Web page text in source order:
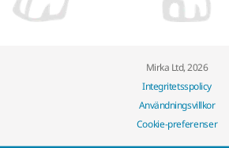
Mirka Ltd, 2026
Integritetsspolicy
Användningsvillkor
Cookie-preferenser